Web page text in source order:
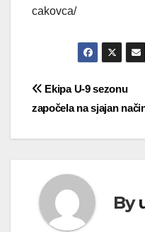
cakovca/
Navigacija
objava
Ekipa U-9 sezonu
započela na sjajan
By